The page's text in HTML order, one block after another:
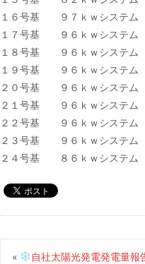
１６号基 ９７ｋｗシステム
１７号基 ９６ｋｗシステム
１８号基 ９６ｋｗシス
１９号基 ９６ｋｗシステム
２０号基 ９６ｋｗシス
２１号基 ９６ｋｗシステム
２２号基 ９６ｋｗシステム
２３号基 ９６ｋｗシステム
２４号基 ８６ｋｗシステム
« 自社太陽光発電発電量報